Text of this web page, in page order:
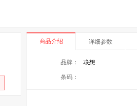
商品介绍 详细参数
品牌： 联想
条码：